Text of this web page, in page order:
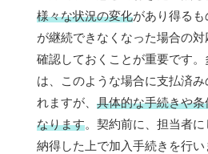
様々な状況の変化があり得る
が継続できなくなった場合の
確認しておくことが重要です
は、このような場合に支払済
れますが、 具体的な手続きや
なります。契約前に、担当者に
納得した上で加入手続きを行